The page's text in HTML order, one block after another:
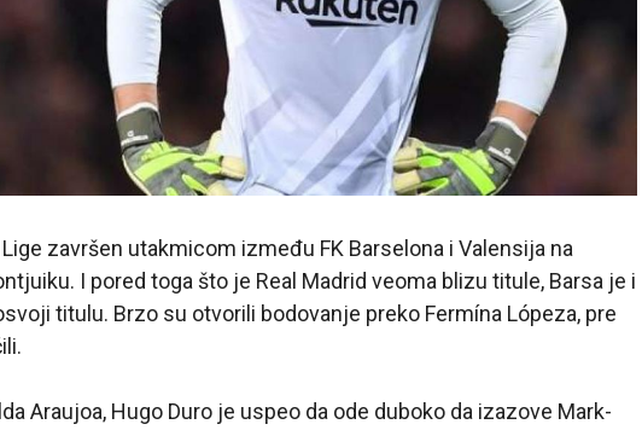
završen utakmicom između FK Barselona i Valensija na
I pored toga što je Real Madrid veoma blizu titule, Barsa je i
titulu. Brzo su otvorili bodovanje preko Fermína Lópeza, pre
Araujoa, Hugo Duro je uspeo da ode duboko da izazove Mark-